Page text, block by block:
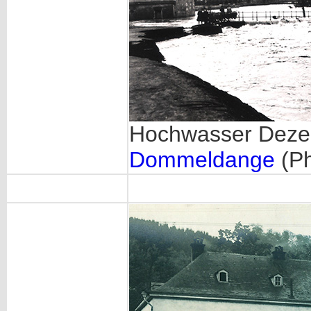
Hochwasser
Dommeldange